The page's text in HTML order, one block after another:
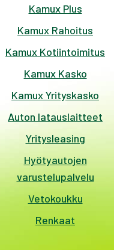
Kamux Plus
Kamux Rahoitus
Kamux Kotiintoimitus
Kamux Kasko
Kamux Yrityskasko
Auton latauslaitteet
Yritysleasing
Hyötyautojen
varustelupalvelu
Vetokoukku
Renkaat